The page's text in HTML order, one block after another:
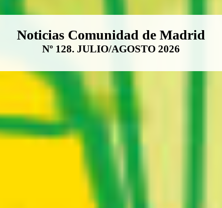
Boletín Noticias Comunidad de
Noticias Comunidad de Madrid
Nº 128. JULIO/AGOSTO 2026